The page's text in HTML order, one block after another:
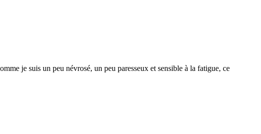
je suis un peu névrosé, un peu paresseux et sensible à la fatigue, ce